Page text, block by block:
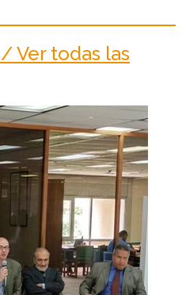
/ Ver todas las